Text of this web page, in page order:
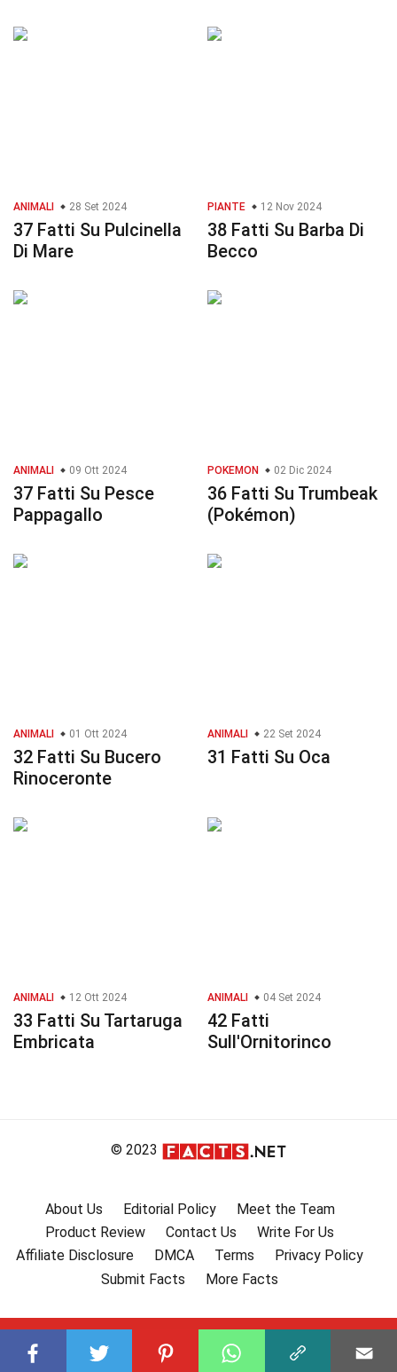
ANIMALI 28 Set 2024
37 Fatti Su Pulcinella
Di Mare
PIANTE 12 Nov 2024
38 Fatti Su Barba Di
Becco
ANIMALI 09 Ott 2024
37 Fatti Su Pesce
Pappagallo
POKEMON 02 Dic 2024
36 Fatti Su Trumbeak
(Pokémon)
ANIMALI 01 Ott 2024
32 Fatti Su Bucero
Rinoceronte
ANIMALI 22 Set 2024
31 Fatti Su Oca
ANIMALI 12 Ott 2024
33 Fatti Su Tartaruga
Embricata
ANIMALI 04 Set 2024
42 Fatti
Sull'Ornitorinco
© 2023
About Us Editorial Policy
Meet the Team
Product Review
Contact Us
Write For Us
Affiliate Disclosure
DMCA Terms
Privacy Policy
Submit Facts
More Facts
Subscribe to our channel